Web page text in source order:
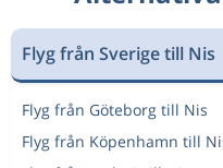
Flyg från Sverige till Nis
Flyg från Göteborg till Nis
Flyg från Köpenhamn till